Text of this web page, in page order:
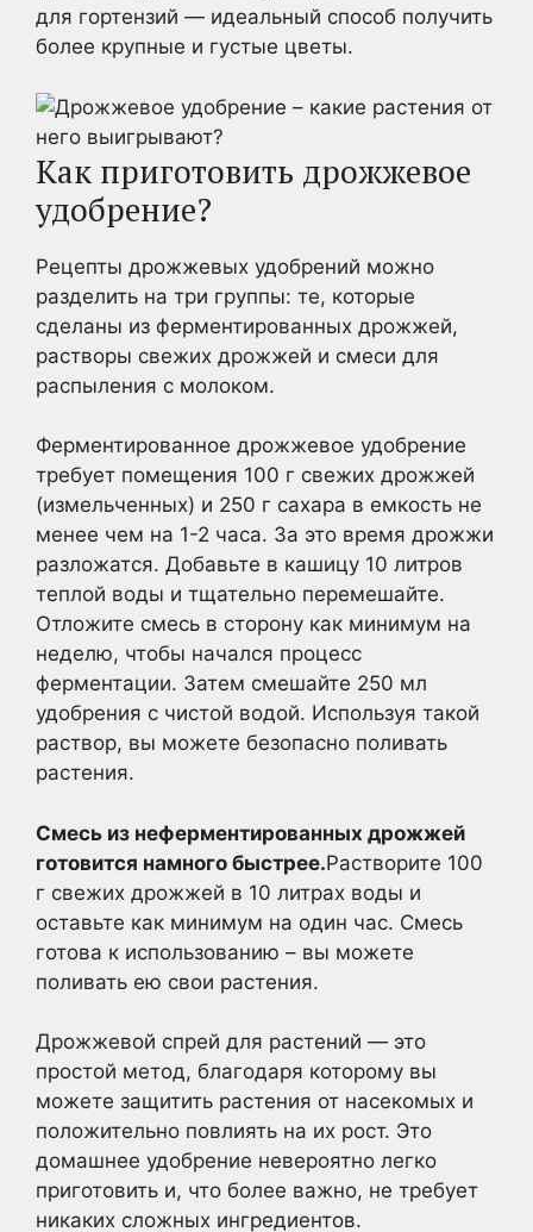
для гортензий — идеальный способ получить
более крупные и густые цветы.
Как приготовить дрожжевое
удобрение?
Рецепты дрожжевых удобрений можно
разделить на три группы: те, которые
сделаны из ферментированных дрожжей,
растворы свежих дрожжей и смеси для
распыления с молоком.
Ферментированное дрожжевое удобрение
требует помещения 100 г свежих дрожжей
(измельченных) и 250 г сахара в емкость не
менее чем на 1-2 часа. За это время дрожжи
разложатся. Добавьте в кашицу 10 литров
теплой воды и тщательно перемешайте.
Отложите смесь в сторону как минимум на
неделю, чтобы начался процесс
ферментации. Затем смешайте 250 мл
удобрения с чистой водой. Используя такой
раствор, вы можете безопасно поливать
растения.
Смесь из неферментированных дрожжей
готовится намного быстрее.Растворите 100
г свежих дрожжей в 10 литрах воды и
оставьте как минимум на один час. Смесь
готова к использованию – вы можете
поливать ею свои растения.
Дрожжевой спрей для растений — это
простой метод, благодаря которому вы
можете защитить растения от насекомых и
положительно повлиять на их рост. Это
домашнее удобрение невероятно легко
приготовить и, что более важно, не требует
никаких сложных ингредиентов.